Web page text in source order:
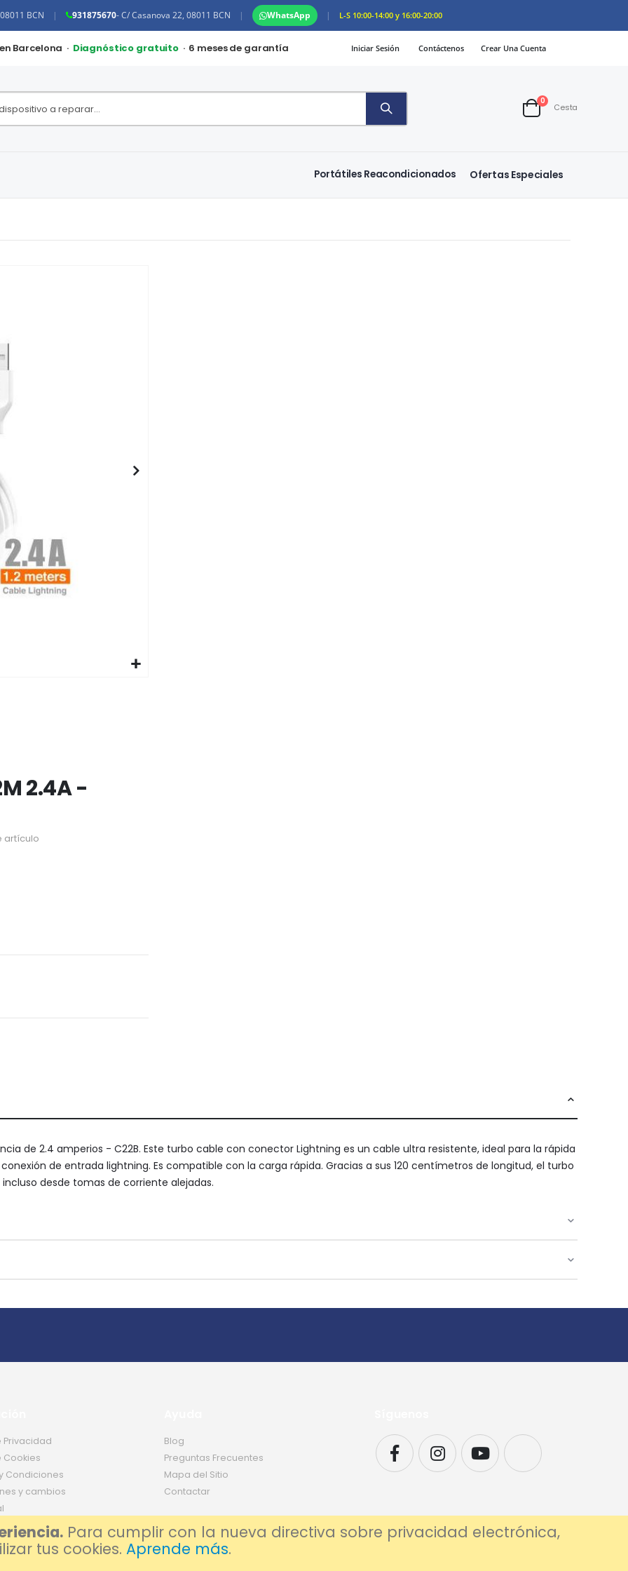
Para cumplir con la nueva directiva sobre privacidad electrónica,
tus cookies. Aprende más.
BCN | 931875670- C/ Casanova 22, 08011 BCN | WhatsApp | L-S 10:00-14:00 y 16:00-20:00
Barcelona · Diagnóstico gratuito · 6 meses de garantía Iniciar Sesión Contáctenos Crear Una Cuenta
Cart
0artículos
Cesta
Portátiles Reacondicionados Ofertas Especiales
2.4A -
artículo
de 2.4 amperios - C22B. Este turbo cable con conector Lightning es un cable ultra resistente, ideal para la rápida
de entrada lightning. Es compatible con la carga rápida. Gracias a sus 120 centímetros de longitud, el turbo
desde tomas de corriente alejadas.
Privacidad
Cookies
Condiciones
y cambios
Blog
Preguntas Frecuentes
Mapa del Sitio
Contactar